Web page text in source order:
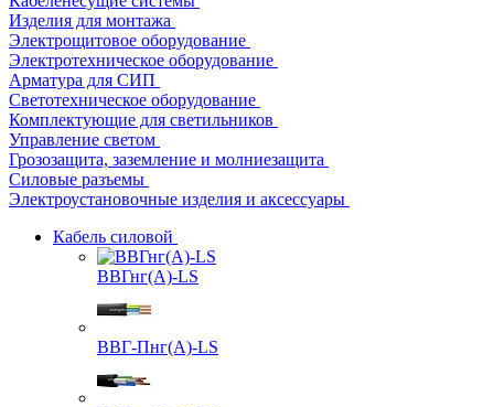
Изделия для монтажа
Электрощитовое оборудование
Электротехническое оборудование
Арматура для СИП
Светотехническое оборудование
Комплектующие для светильников
Управление светом
Грозозащита, заземление и молниезащита
Силовые разъемы
Электроустановочные изделия и аксессуары
Кабель силовой
ВВГнг(А)-LS
ВВГ-Пнг(А)-LS